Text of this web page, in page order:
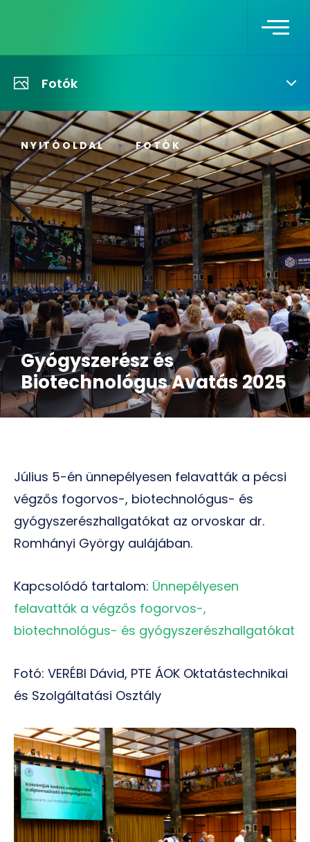
Fotók
NYITÓOLDAL FOTÓK
Gyógyszerész és
Biotechnológus Avatás 2025
Július 5-én ünnepélyesen felavatták a pécsi
végzős fogorvos-, biotechnológus- és
gyógyszerészhallgatókat az orvoskar dr.
Romhányi György aulájában.
Kapcsolódó tartalom: Ünnepélyesen
felavatták a végzős fogorvos-,
biotechnológus- és gyógyszerészhallgatókat
Fotó: VERÉBI Dávid, PTE ÁOK Oktatástechnikai
és Szolgáltatási Osztály